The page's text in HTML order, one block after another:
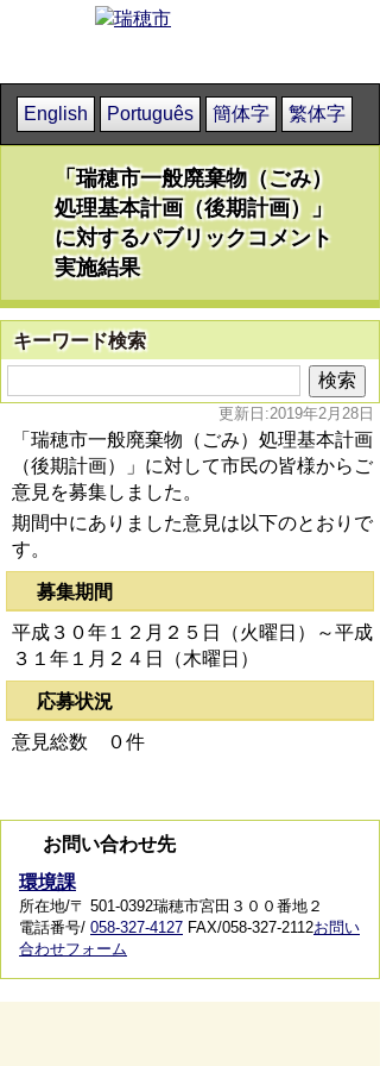
English Português 簡体字 繁体字
「瑞穂市一般廃棄物（ごみ）
処理基本計画（後期計画）」
に対するパブリックコメント
実施結果
キーワード検索
更新日:2019年2月28日
「瑞穂市一般廃棄物（ごみ）処理基本計画
（後期計画）」に対して市民の皆様からご
意見を募集しました。
期間中にありました意見は以下のとおりで
す。
募集期間
平成３０年１２月２５日（火曜日）～平成
３１年１月２４日（木曜日）
応募状況
意見総数 ０件
お問い合わせ先
環境課
所在地/〒 501-0392瑞穂市宮田３００番地２
電話番号/ 058-327-4127 FAX/058-327-2112お問い
合わせフォーム